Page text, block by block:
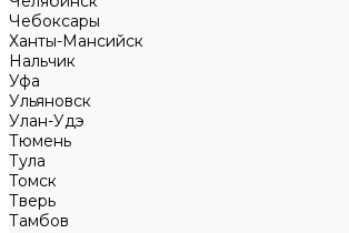
Чебоксары
Ханты-Мансийск
Нальчик
Уфа
Ульяновск
Улан-Удэ
Тюмень
Тула
Томск
Тверь
Тамбов